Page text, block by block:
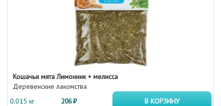
Кошачья мята Лимонник + мелисса
Деревенские лакомства
0.015 кг
206 ₽ В КОРЗИНУ